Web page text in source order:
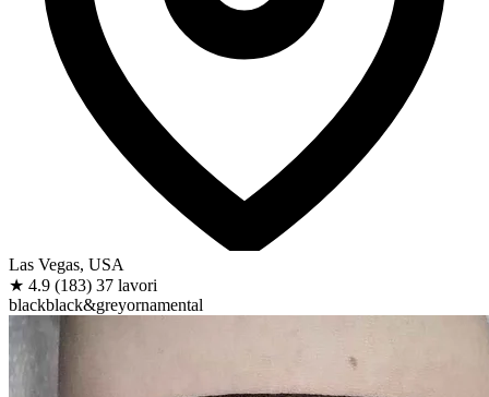
Las Vegas, USA
★ 4.9 (183) 37 lavori
blackblack&greyornamental